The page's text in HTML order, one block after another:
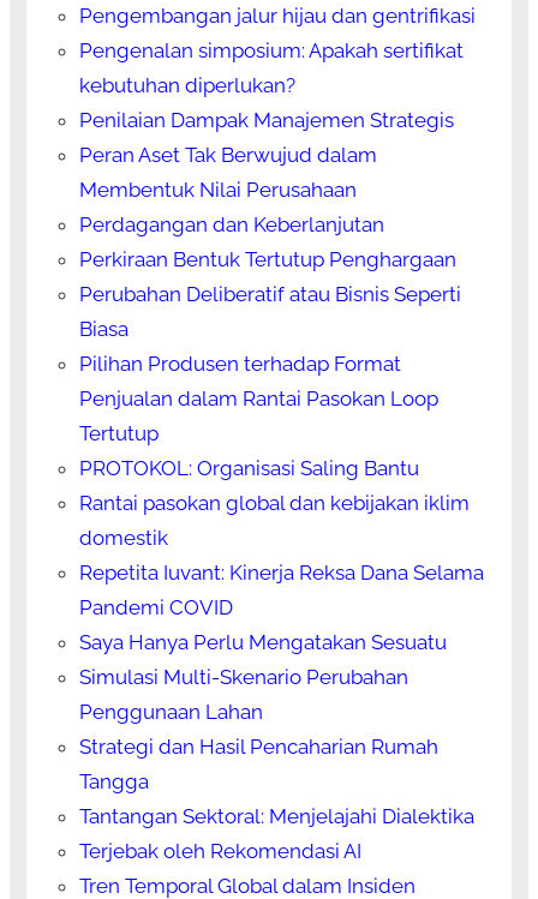
Pengembangan jalur hijau dan gentrifikasi
Pengenalan simposium: Apakah sertifikat
kebutuhan diperlukan?
Penilaian Dampak Manajemen Strategis
Peran Aset Tak Berwujud dalam
Membentuk Nilai Perusahaan
Perdagangan dan Keberlanjutan
Perkiraan Bentuk Tertutup Penghargaan
Perubahan Deliberatif atau Bisnis Seperti
Biasa
Pilihan Produsen terhadap Format
Penjualan dalam Rantai Pasokan Loop
Tertutup
PROTOKOL: Organisasi Saling Bantu
Rantai pasokan global dan kebijakan iklim
domestik
Repetita Iuvant: Kinerja Reksa Dana Selama
Pandemi COVID
Saya Hanya Perlu Mengatakan Sesuatu
Simulasi Multi-Skenario Perubahan
Penggunaan Lahan
Strategi dan Hasil Pencaharian Rumah
Tangga
Tantangan Sektoral: Menjelajahi Dialektika
Terjebak oleh Rekomendasi AI
Tren Temporal Global dalam Insiden